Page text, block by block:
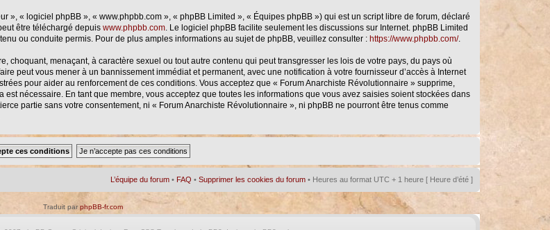
», « logiciel phpBB », « www.phpbb.com », « phpBB Limited », « Équipes phpBB ») qui est un script libre de forum, déclaré
être téléchargé depuis www.phpbb.com. Le logiciel phpBB facilite seulement les discussions sur Internet. phpBB Limited
ou conduite permis. Pour de plus amples informations au sujet de phpBB, veuillez consulter : https://www.phpbb.com/.
choquant, menaçant, à caractère sexuel ou tout autre contenu qui peut transgresser les lois de votre pays, du pays où
peut vous mener à un bannissement immédiat et permanent, avec une notification à votre fournisseur d’accès à Internet
pour aider au renforcement de ces conditions. Vous acceptez que « Forum Anarchiste Révolutionnaire » supprime,
nécessaire. En tant que membre, vous acceptez que toutes les informations que vous avez saisies soient stockées dans
partie sans votre consentement, ni « Forum Anarchiste Révolutionnaire », ni phpBB ne pourront être tenus comme
L’équipe du forum • FAQ •Supprimer les cookies du forum • Heures au format UTC + 1 heure [ Heure d’été ]
Traduit parphpBB-fr.com